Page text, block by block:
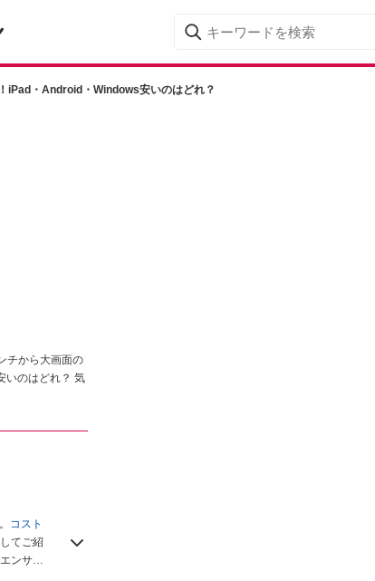
iPad・Android・Windows安いのはどれ？
チから大画面の
いのはどれ？ 気
コスト
てご紹
ンサー